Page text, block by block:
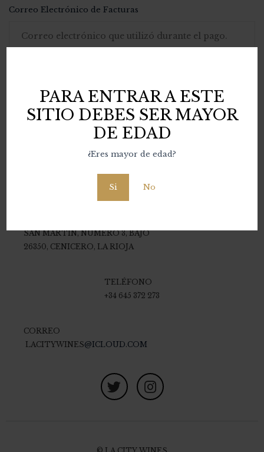
PARA ENTRAR A ESTE
SITIO DEBES SER MAYOR
DE EDAD
¿Eres mayor de edad?
Si No
Correo Electrónico de Facturas
SAN MARTÍN, NÚMERO 3, BAJO
26350, CENICERO, LA RIOJA
TELÉFONO
+34 645 372 273
CORREO
LACITYWINES@ICLOUD.COM